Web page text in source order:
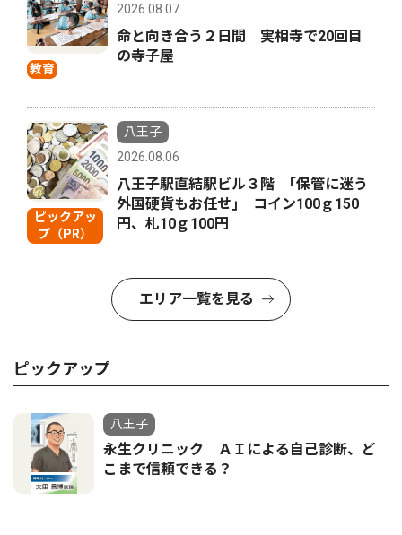
教育
2026.08.07
命と向き合う２日間 実相寺で20回目
の寺子屋
ピックアッ
プ（PR）
八王子
2026.08.06
八王子駅直結駅ビル３階 ｢保管に迷う
外国硬貨もお任せ｣ コイン100ｇ150
円、札10ｇ100円
エリア一覧を見る
ピックアップ
八王子
永生クリニック ＡＩによる自己診断、ど
こまで信頼できる？